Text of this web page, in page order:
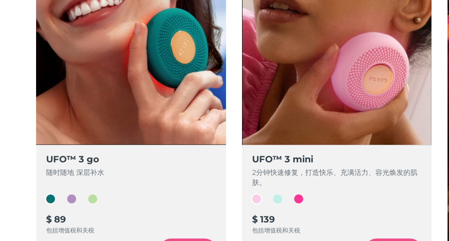
UFO™ 3 go
随时随地 深层补水
$ 89
包括增值税和关税
UFO™ 3 mini
2分钟快速修复，打造快乐、充满活力、容光焕发的肌
肤。
$ 139
包括增值税和关税
FAQ™护肤品
All FAQ™ skincare
FAQ™产品
All anti-aging treatments
FAQ™护肤品
All FAQ™ skincare
FAQ™产品
All LED treatments
FAQ™产品
All hair treatments
FAQ™ skincare
All FAQ™ skincare
FAQ™ products
All toning treatments
脱毛
PEACH™ 2 Pro Max
Professional IPL hair removal device
PEACH™ 2
IPL hair removal
PEACH™ 2 go
Travel-friendly IPL hair removal
PEACH™ Cooling Prep Gel
身体护理
BEAR™ 2 body
Microcurrent body toning
LUNA™ 4 body
Massaging body brush
SUPERCHARGED™ serum
Firming body serum
ESPADA™ 2 plus
Recurring acne LED therapy
ESPADA™ 2
Concentrated acne gel
ESPADA™ 设备
眼部护理
BEAR™ 2 eyes & lips
Microcurrent line smoothing device
IRIS™ 2
Advanced eye care treatment
眼部护理设备
Diamond microdermabrasion .
KIWI™
2-in-1 LED scalp massager
FLIP™ play advanced
LUNA™ Dual-Peptide Scalp
issa™ Teeth Whitening Set
Dual LED + sonic device & 18% PAP gel